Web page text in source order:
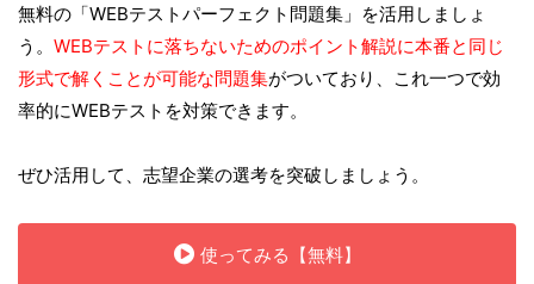
無料の「WEBテストパーフェクト問題集」を活用しましょ
う。 WEBテストに落ちないためのポイント解説に本番と同じ
形式で解くことが可能な問題集がついており、これ一つで効
率的にWEBテストを対策できます。
ぜひ活用して、志望企業の選考を突破しましょう。
使ってみる【無料】